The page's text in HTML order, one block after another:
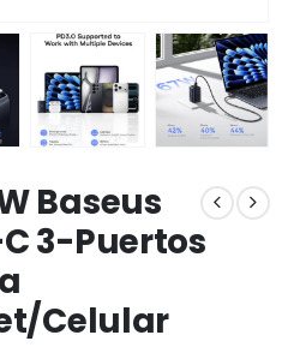
Baseus
C 3-Puertos
Celular